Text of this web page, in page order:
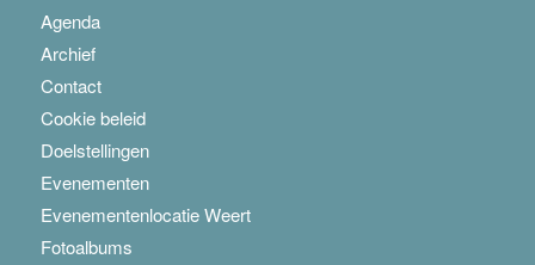
Agenda
Archief
Contact
Cookie beleid
Doelstellingen
Evenementen
Evenementenlocatie Weert
Fotoalbums